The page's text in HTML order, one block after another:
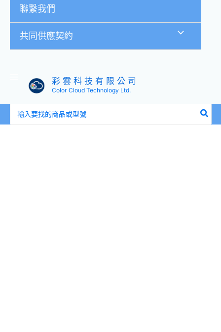
聯繫我們
共同供應契約
彩 雲 科 技 有 限 公 司
Color Cloud Technology Ltd.
尋：